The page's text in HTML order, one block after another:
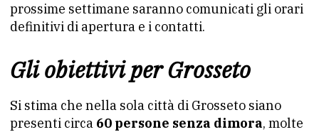
prossime settimane saranno comunicati gli orari
definitivi di apertura e i contatti.
Gli obiettivi per Grosseto
Si stima che nella sola città di Grosseto siano
presenti circa 60 persone senza dimora, molte